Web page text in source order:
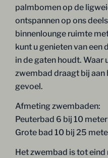
palmbomen op de
ontspannen op ons
binnenlounge ruimte
kunt u genieten van een
in de gaten houdt. Waar
zwembad draagt bij aan
gevoel.
Afmeting zwembaden:
Peuterbad 6 bij 10 meter
Grote bad 10 bij 25
Het zwembad is tot